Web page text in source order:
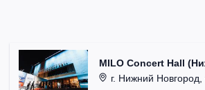
MILO Concert Hall
г. Нижний